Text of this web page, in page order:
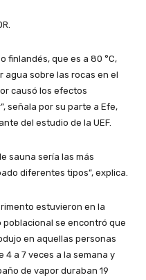
finlandés, que es a 80 °C,
sobre las rocas en el
causó los efectos
señala por su parte a Efe,
del estudio de la UEF.
sauna sería las más
diferentes tipos”, explica.
estuvieron en la
se encontró que
en aquellas personas
4 a 7 veces a la semana y
de vapor duraban 19